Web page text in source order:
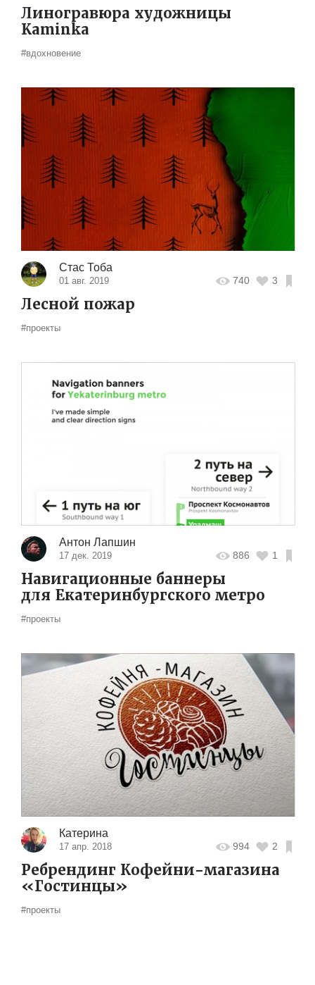
Линогравюра художницы
Kaminka
#вдохновение
Стас Тоба
01 авг. 2019 740 3
Лесной пожар
#проекты
Антон Лапшин
17 дек. 2019 886 1
Навигационные баннеры
для Екатеринбургского метро
#проекты
Катерина
17 апр. 2018 994 2
Ребрендинг Кофейни-магазина
«Гостинцы»
#проекты